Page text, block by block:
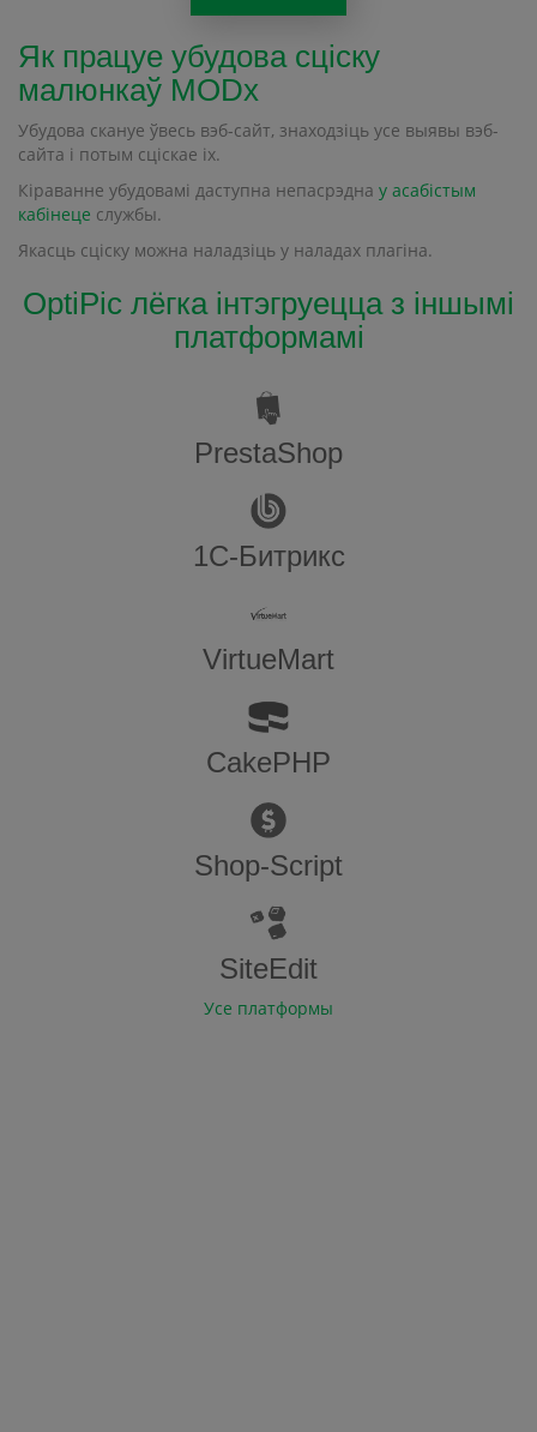
Як працуе убудова сціску
малюнкаў MODx
Убудова скануе ўвесь вэб-сайт, знаходзіць усе выявы вэб-
сайта і потым сціскае іх.
Кіраванне убудовамі даступна непасрэдна у асабістым
кабінеце службы.
Якасць сціску можна наладзіць у наладах плагіна.
OptiPic лёгка інтэгруецца з іншымі
платформамі
PrestaShop
1С-Битрикс
VirtueMart
CakePHP
Shop-Script
SiteEdit
Усе платформы